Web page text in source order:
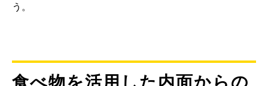
う。
食べ物を活用した内面からの